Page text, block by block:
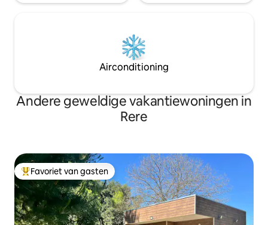
Airconditioning
Andere geweldige vakantiewoningen in
Rere
Topfavoriet van gasten
Favoriet van gasten